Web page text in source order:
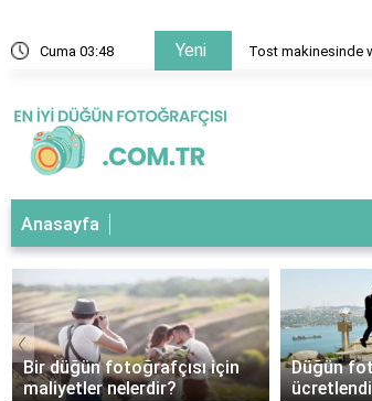
Cuma 03:48 Yeni Tost makinesinde
Anasayfa
Bir düğün fotoğrafçısı için
maliyetler nelerdir?
Düğün
‹